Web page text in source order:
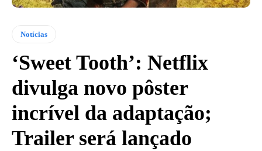
Notícias
‘Sweet Tooth’: Netflix
divulga novo pôster
incrível da adaptação;
Trailer será lançado